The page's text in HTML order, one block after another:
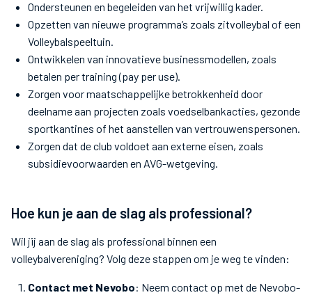
Ondersteunen en begeleiden van het vrijwillig kader.
Opzetten van nieuwe programma’s zoals zitvolleybal of een
Volleybalspeeltuin.
Ontwikkelen van innovatieve businessmodellen, zoals
betalen per training (pay per use).
Zorgen voor maatschappelijke betrokkenheid door
deelname aan projecten zoals voedselbankacties, gezonde
sportkantines of het aanstellen van vertrouwenspersonen.
Zorgen dat de club voldoet aan externe eisen, zoals
subsidievoorwaarden en AVG-wetgeving.
Hoe kun je aan de slag als professional?
Wil jij aan de slag als professional binnen een
volleybalvereniging? Volg deze stappen om je weg te vinden:
Contact met Nevobo: Neem contact op met de Nevobo-